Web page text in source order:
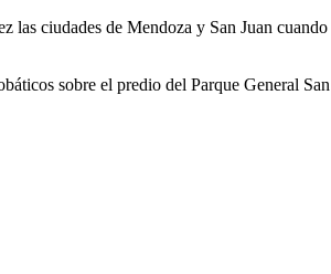
las ciudades de Mendoza y San Juan
sobre el predio del Parque General